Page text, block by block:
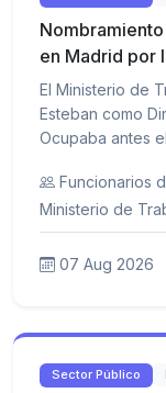
en Madrid por
El Ministerio de
Esteban como
Ocupaba antes
Funcionarios
Ministerio de
07 Aug 2026
Sector Público